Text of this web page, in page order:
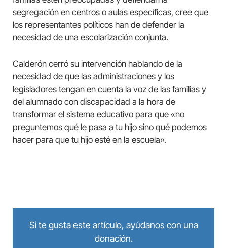
segregación en centros o aulas específicas, cree que
los representantes políticos han de defender la
necesidad de una escolarización conjunta.
Calderón cerró su intervención hablando de la
necesidad de que las administraciones y los
legisladores tengan en cuenta la voz de las familias y
del alumnado con discapacidad a la hora de
transformar el sistema educativo para que «no
preguntemos qué le pasa a tu hijo sino qué podemos
hacer para que tu hijo esté en la escuela».
Si te gusta este artículo, ayúdanos con una
donación.